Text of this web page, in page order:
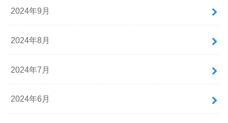
2024年9月
2024年8月
2024年7月
2024年6月